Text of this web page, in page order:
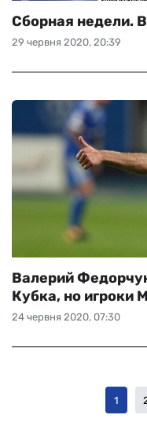
29 червня 2020, 20:39
Сборная недели.
24 червня 2020, 07:30
Валерий
Кубка, но игроки
1